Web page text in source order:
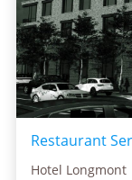
Restaurant
Hotel Longmont